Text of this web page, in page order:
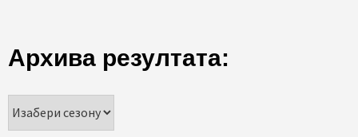
Архива резултата: